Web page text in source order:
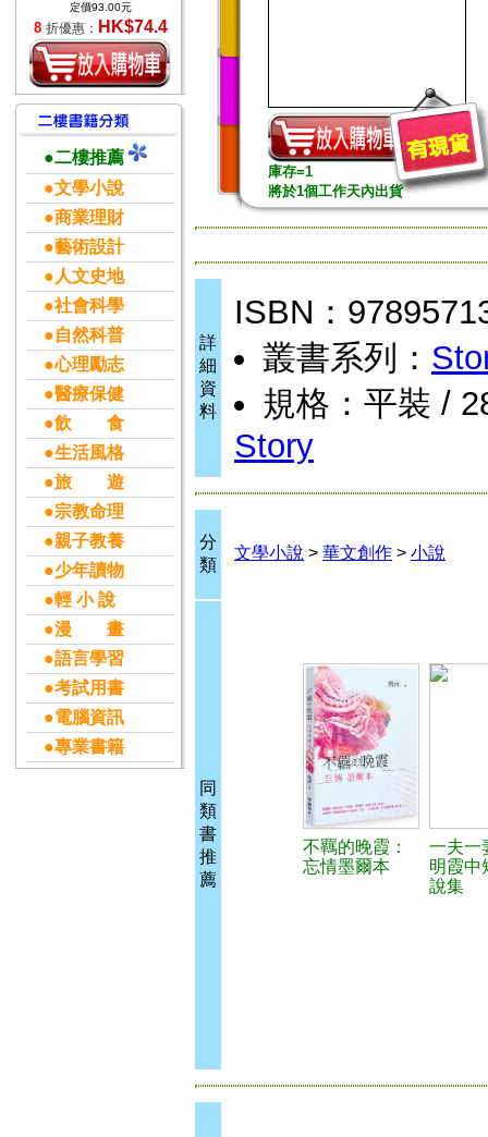
定價93.00元
8 折優惠： HK$74.4
●二樓推薦
●文學小說
●商業理財
●藝術設計
●人文史地
●社會科學
●自然科普
●心理勵志
●醫療保健
●飲 食
●生活風格
●旅 遊
●宗教命理
●親子教養
●少年讀物
●輕 小 說
●漫 畫
●語言學習
●考試用書
●電腦資訊
●專業書籍
庫存=1
將於1個工作天內出貨
詳
細
資
料
ISBN：
叢書系列：
規格：平裝 /
Story
分
類
文學小說 > 華文創作 > 小說
同
類
書
推
薦
不羈的晚霞：
忘情墨爾本
一夫一
明霞中
說集